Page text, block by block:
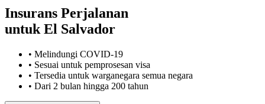
Insurans Perjalanan
untuk El Salvador
• Melindungi COVID-19
• Sesuai untuk pemprosesan visa
• Tersedia untuk warganegara semua negara
• Dari 2 bulan hingga 200 tahun